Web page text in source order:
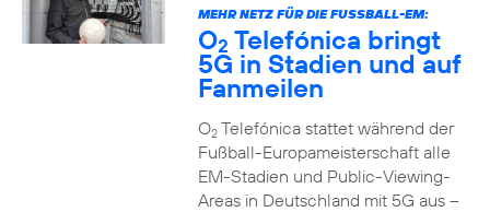
MEHR NETZ FÜR DIE FUSSBALL-EM:
O2 Telefónica bringt
5G in Stadien und auf
Fanmeilen
O2Telefónica stattet während der
Fußball-Europameisterschaft alle
EM-Stadien und Public-Viewing-
Areas in Deutschland mit 5G aus –